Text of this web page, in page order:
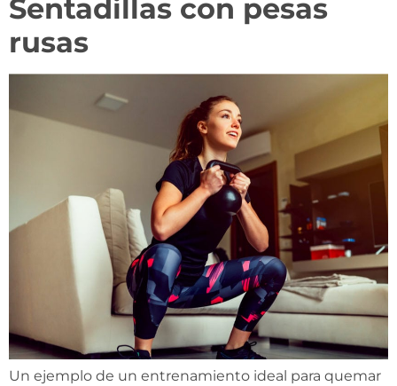
Sentadillas con pesas
rusas
Un ejemplo de un entrenamiento ideal para quemar